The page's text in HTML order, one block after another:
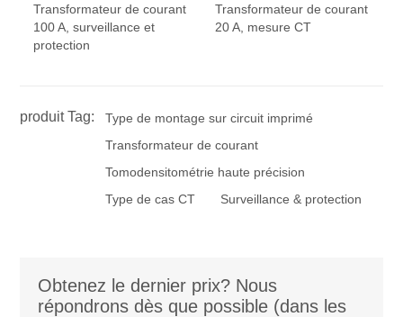
Transformateur de courant
100 A, surveillance et
protection
Transformateur de courant
20 A, mesure CT
produit Tag:
Type de montage sur circuit imprimé
Transformateur de courant
Tomodensitométrie haute précision
Type de cas CT
Surveillance & protection
Obtenez le dernier prix? Nous
répondrons dès que possible (dans les